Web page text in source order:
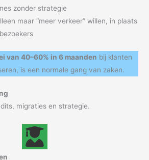
zonder strategie
maar “meer verkeer” willen, in plaats
van 40–60% in 6 maanden bij klanten
is een normale gang van zaken.
migraties en strategie.